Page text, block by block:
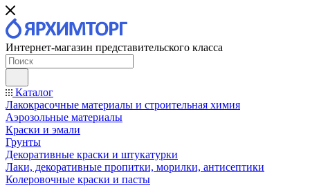
Интернет-магазин представительского класса
Каталог
Лакокрасочные материалы и строительная химия
Аэрозольные материалы
Краски и эмали
Грунты
Декоративные краски и штукатурки
Лаки, декоративные пропитки, морилки, антисептики
Колеровочные краски и пасты